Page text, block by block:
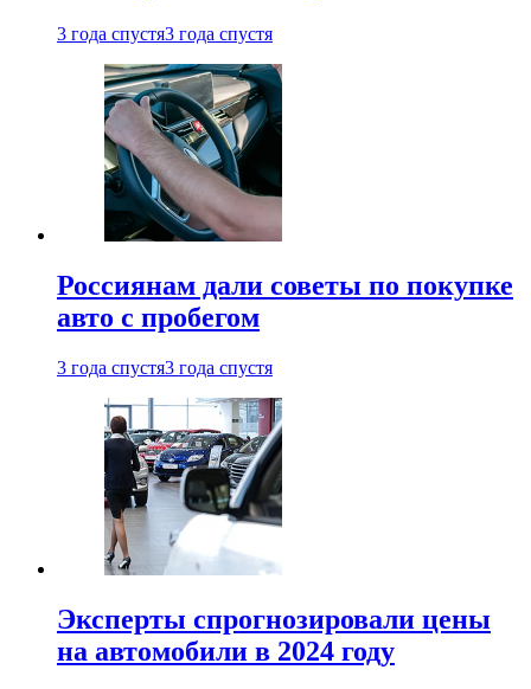
3 года спустя3 года спустя
Россиянам дали советы по покупке
авто с пробегом
3 года спустя3 года спустя
Эксперты спрогнозировали цены
на автомобили в 2024 году